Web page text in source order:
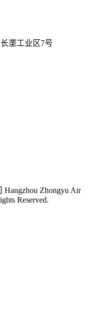
垄工业区7号
Zhongyu Air
Reserved.